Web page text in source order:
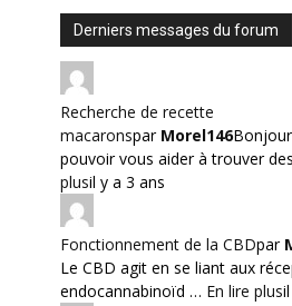
Derniers messages du forum
Recherche de recette
macaronspar Morel146Bonjour
pouvoir vous aider à trouver
plusil y a 3 ans
Fonctionnement de la CBDpar
Le CBD agit en se liant aux
endocannabinoïd … En lire plus